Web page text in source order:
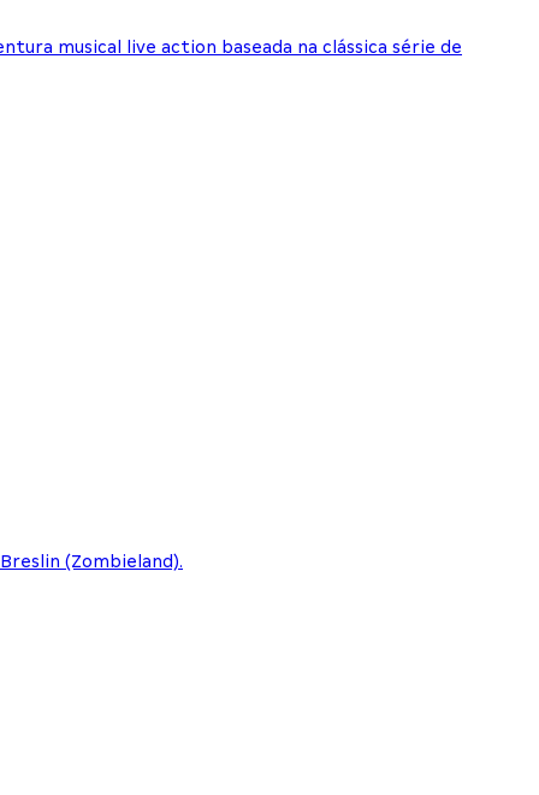
musical live action baseada na clássica série de
(Zombieland).